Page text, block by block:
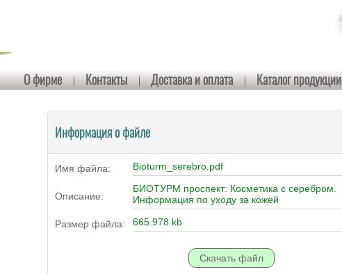
О фирме Контакты Доставка и оплата Каталог продукции
Информация о файле
Имя файла: Bioturm_serebro.pdf
Описание:
БИОТУРМ проспект: Косметика с серебром.
Информация по уходу за кожей
Размер файла: 665.978 kb